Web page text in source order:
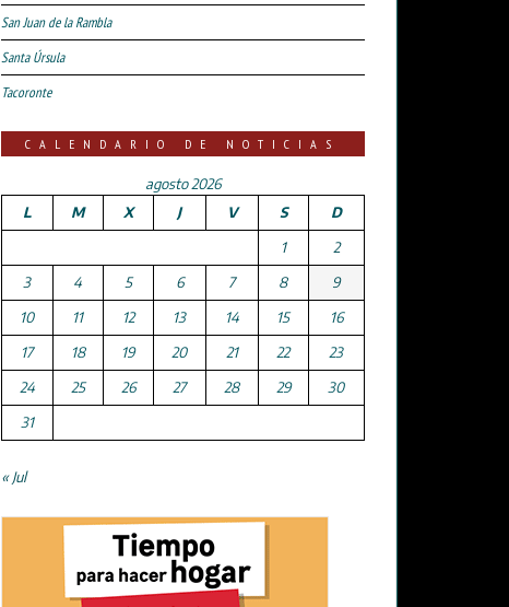
San Juan de la Rambla
Santa Úrsula
Tacoronte
CALENDARIO DE NOTICIAS
agosto 2026
L
M X J V S
D
1
2
3
4 5 6 7 8
9
10
11 12 13 14 15
16
17
18 19 20 21 22
23
24
25 26 27 28 29
30
31
« Jul